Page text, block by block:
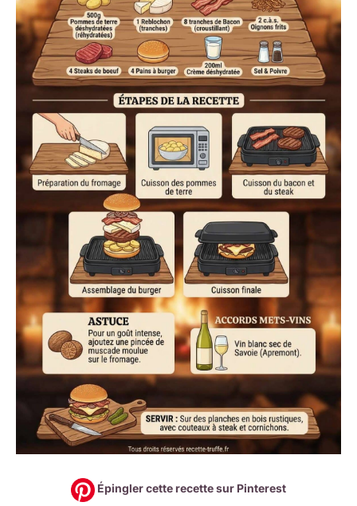
Épingler cette recette sur Pinterest